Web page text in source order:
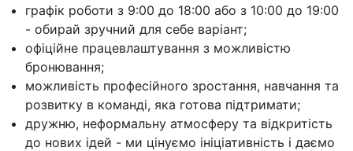
графік роботи з 9:00 до 18:00 або з 10:00 до 19:00
- обирай зручний для себе варіант;
офіційне працевлаштування з можливістю
бронювання;
можливість професійного зростання, навчання та
розвитку в команді, яка готова підтримати;
дружню, неформальну атмосферу та відкритість
до нових ідей - ми цінуємо ініціативність і даємо